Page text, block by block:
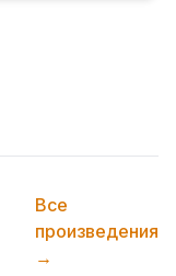
Все
произведения
→